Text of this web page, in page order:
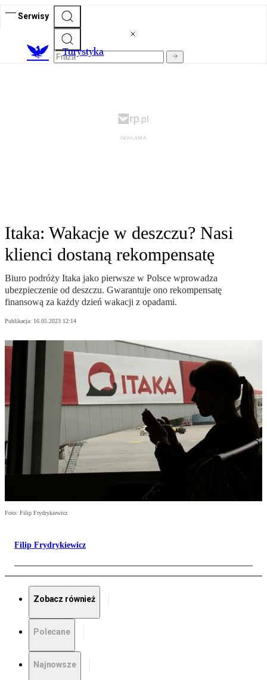
Serwisy
Turystyka
Itaka: Wakacje w deszczu? Nasi
klienci dostaną rekompensatę
Biuro podróży Itaka jako pierwsze w Polsce wprowadza
ubezpieczenie od deszczu. Gwarantuje ono rekompensatę
finansową za każdy dzień wakacji z opadami.
Publikacja: 16.05.2023 12:14
Foto: Filip Frydrykiewicz
Filip Frydrykiewicz
Zobacz również
Polecane
Najnowsze